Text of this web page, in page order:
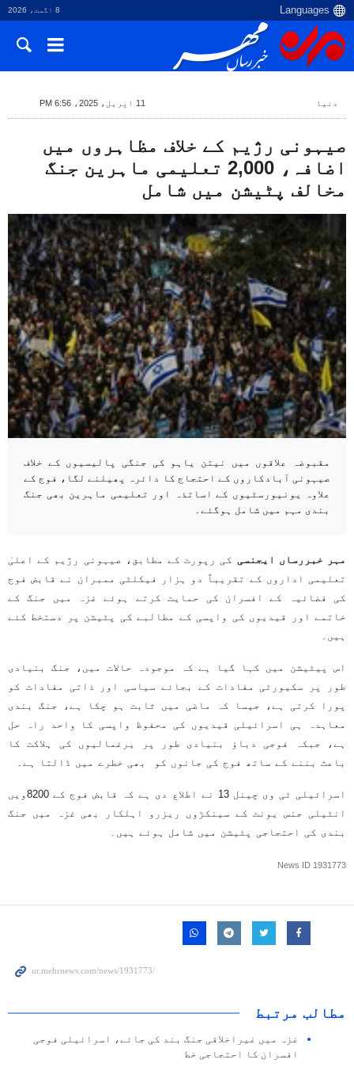
8 اگست، 2026
دنیا 11 اپریل، 2025، 6:56 PM
صیہونی رژیم کے خلاف مظاہروں میں
اضافہ، 2,000 تعلیمی ماہرین جنگ
مخالف پٹیشن میں شامل
مقبوضہ علاقوں میں نیتن یاہو کی جنگی پالیسیوں کے خلاف
صیہونی آبادکاروں کے احتجاج کا دائرہ پھیلنے لگا، فوج کے
علاوہ یونیورسٹیوں کے اساتذہ اور تعلیمی ماہرین بھی جنگ
بندی مہم میں شامل ہوگئے۔
مہر خبررساں ایجنسی کی رپورٹ کے مطابق، صیہونی رژیم کے اعلیٰ
تعلیمی اداروں کے تقریباً دو ہزار فیکلٹی ممبران نے قابض فوج
کی فضائیہ کے افسران کی حمایت کرتے ہوئے غزہ میں جنگ کے
خاتمے اور قیدیوں کی واپسی کے مطالبے کی پٹیشن پر دستخط کئے
ہیں۔
اس پیٹیشن میں کہا گیا ہے کہ موجودہ حالات میں، جنگ بنیادی
طور پر سکیورٹی مفادات کے بجائے سیاسی اور ذاتی مفادات کو
پورا کرتی ہے، جیسا کہ ماضی میں ثابت ہو چکا ہے، جنگ بندی
معاہدہ ہی اسرائیلی قیدیوں کی محفوظ واپسی کا واحد راہ حل
ہے، جبکہ فوجی دباؤ بنیادی طور پر یرغمالیوں کی ہلاکت کا
باعث بننے کے ساتھ فوج کی جانوں کو بھی خطرے میں ڈالتا ہے۔
اسرائیلی ٹی وی چینل 13 نے اطلاع دی ہے کہ قابض فوج کے 8200ویں
انٹیلی جنس یونٹ کے سینکڑوں ریزرو اہلکار بھی غزہ میں جنگ
بندی کی احتجاجی پٹیشن میں شامل ہوئے ہیں۔
News ID 1931773
مطالب مرتبط
غزہ میں غیراخلاقی جنگ بند کی جائے، اسرائیلی فوجی
افسران کا احتجاجی خط